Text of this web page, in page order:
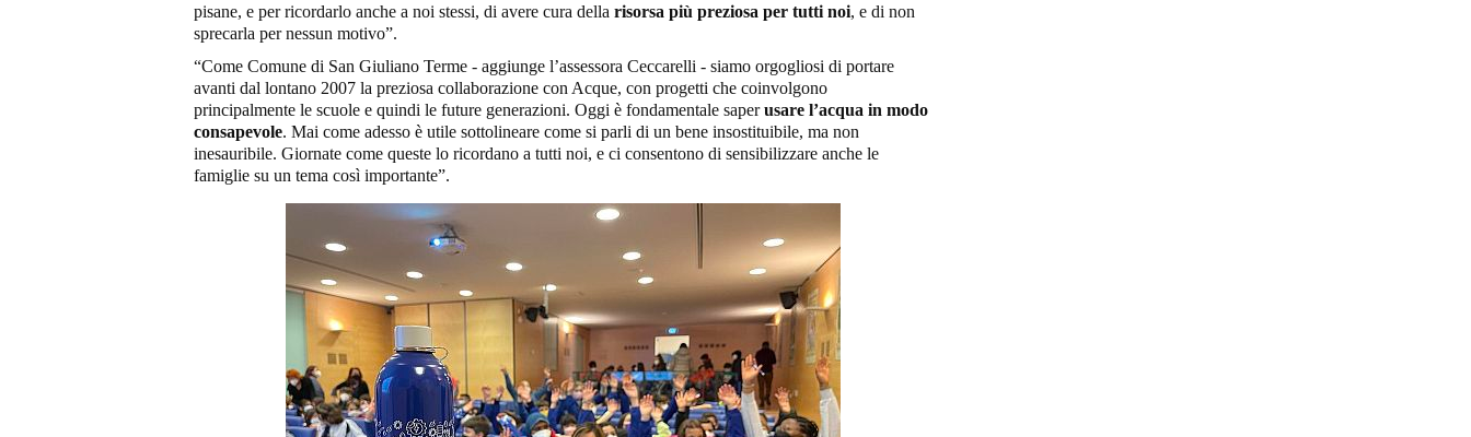
pisane, e per ricordarlo anche a noi stessi, di avere cura della risorsa più preziosa per tutti noi, e di non
sprecarla per nessun motivo”.
“Come Comune di San Giuliano Terme - aggiunge l’assessora Ceccarelli - siamo orgogliosi di portare
avanti dal lontano 2007 la preziosa collaborazione con Acque, con progetti che coinvolgono
principalmente le scuole e quindi le future generazioni. Oggi è fondamentale saperusare l’acqua in modo
consapevole. Mai come adesso è utile sottolineare come si parli di un bene insostituibile, ma non
inesauribile. Giornate come queste lo ricordano a tutti noi, e ci consentono di sensibilizzare anche le
famiglie su un tema così importante”.